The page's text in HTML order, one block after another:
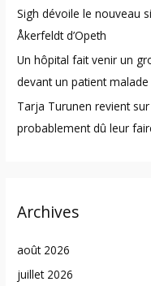
Sigh dévoile le nouveau
Åkerfeldt d’Opeth
Un hôpital fait venir un
devant un patient malade
Tarja Turunen revient sur
probablement dû leur
Archives
août 2026
juillet 2026